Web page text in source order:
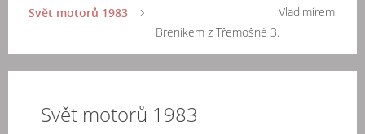
Svět motorů 1983
Vladimírem
Breníkem z Třemošné 3.
Svět motorů 1983